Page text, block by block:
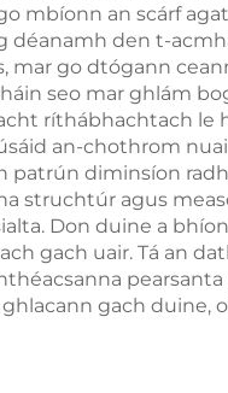
mbíonn an scárf
déanamh den t-
mar go dtógann
seo mar ghlám
ríthábhachtach
an-chothrom
patrún diminsíon
struchtúr agus
Don duine a
gach uair. Tá an
gach duine,